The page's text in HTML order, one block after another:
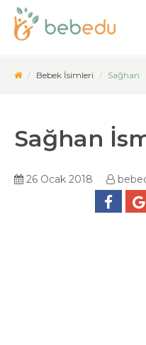
Bebek İsimleri Sağhan
Sağhan
26 Ocak 2018